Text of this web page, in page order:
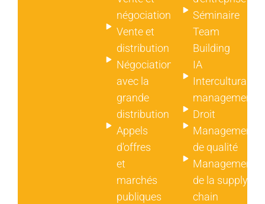
négociation
Vente et
distribution
Négociation
avec la
grande
distribution
Appels
d'offres
et
marchés
publiques
Séminaire
Team
Building
IA
Intercultural
management
Droit
Management
de qualité
Management
de la supply
chain